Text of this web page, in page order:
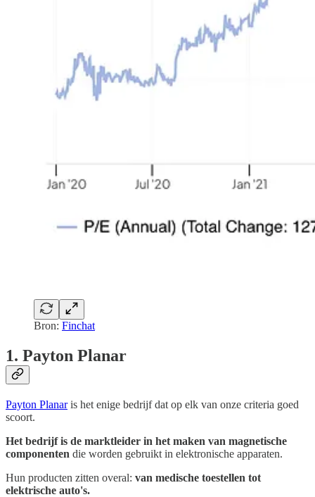
Bron: Finchat
1. Payton Planar
Payton Planaris het enige bedrijf dat op elk van onze criteria goed
scoort.
Het bedrijf is de marktleider in het maken van magnetische
componenten die worden gebruikt in elektronische apparaten.
Hun producten zitten overal: van medische toestellen tot
elektrische auto's.